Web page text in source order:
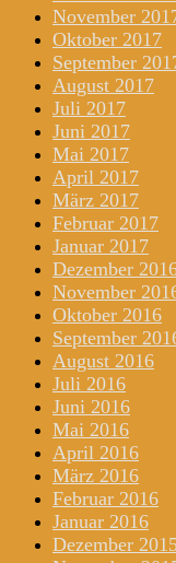
November
Oktober 2017
September
August 2017
Juli 2017
Juni 2017
Mai 2017
April 2017
März 2017
Februar 2017
Januar 2017
Dezember
November
Oktober 2016
September
August 2016
Juli 2016
Juni 2016
Mai 2016
April 2016
März 2016
Februar 2016
Januar 2016
Dezember